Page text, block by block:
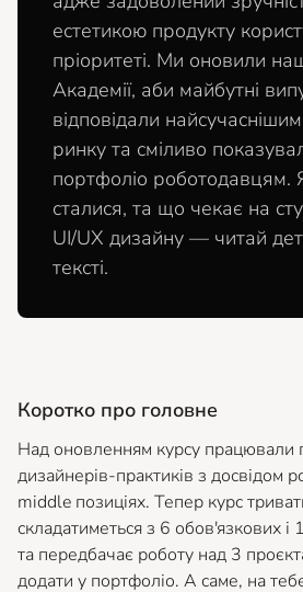
естетикою продукту
пріоритеті. Ми оновили
Академії, аби майбутні
відповідали
ринку та сміливо
портфоліо роботодавцям.
сталися, та що чекає на
UI/UX дизайну — читай
тексті.
Коротко про головне
Над оновленням курсу працювали
дизайнерів-практиків з досвідом
middle позиціях. Тепер курс
складатиметься з 6 обов'язкових і
та передбачає роботу над 3
додати у портфоліо. А саме, на